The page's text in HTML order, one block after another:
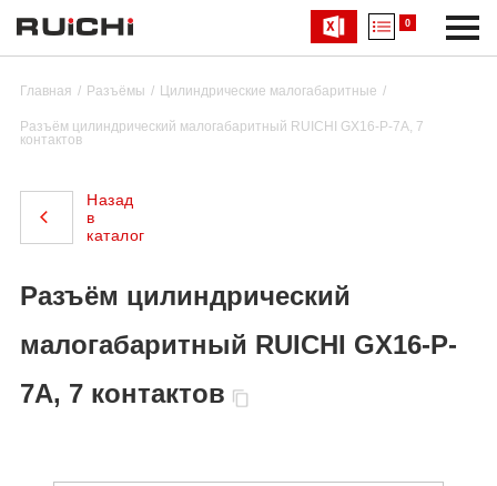
0
Главная Разъёмы Цилиндрические малогабаритные
Разъём цилиндрический малогабаритный RUICHI GX16-P-7A, 7
контактов
Назад
в
каталог
Разъём цилиндрический
малогабаритный RUICHI GX16-P-
7A, 7 контактов